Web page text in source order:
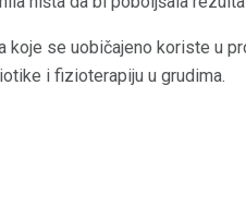
koje se uobičajeno koriste u
i fizioterapiju u grudima.